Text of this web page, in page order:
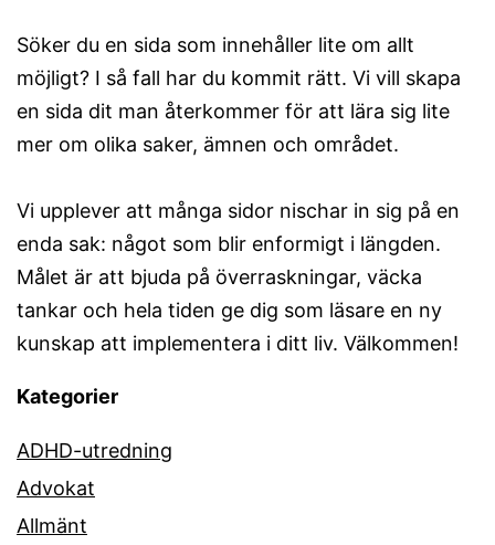
Söker du en sida som innehåller lite om allt
möjligt? I så fall har du kommit rätt. Vi vill skapa
en sida dit man återkommer för att lära sig lite
mer om olika saker, ämnen och området.
Vi upplever att många sidor nischar in sig på en
enda sak: något som blir enformigt i längden.
Målet är att bjuda på överraskningar, väcka
tankar och hela tiden ge dig som läsare en ny
kunskap att implementera i ditt liv. Välkommen!
Kategorier
ADHD-utredning
Advokat
Allmänt